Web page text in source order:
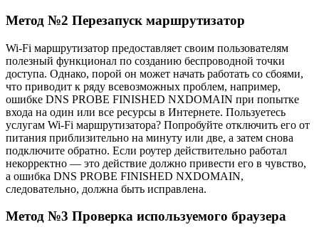
Метод №2 Перезапуск маршрутизатор
Wi-Fi маршрутизатор предоставляет своим пользователям
полезный функционал по созданию беспроводной точки
доступа. Однако, порой он может начать работать со сбоями,
что приводит к ряду всевозможных проблем, например,
ошибке DNS PROBE FINISHED NXDOMAIN при попытке
входа на один или все ресурсы в Интернете. Пользуетесь
услугам Wi-Fi маршрутизатора? Попробуйте отключить его от
питания приблизительно на минуту или две, а затем снова
подключите обратно. Если роутер действительно работал
некорректно — это действие должно привести его в чувство,
а ошибка DNS PROBE FINISHED NXDOMAIN,
следовательно, должна быть исправлена.
Метод №3 Проверка используемого браузера